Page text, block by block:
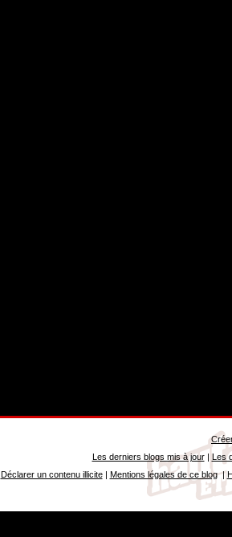
Les derniers blogs mis à jour| Les
Déclarer un contenu illicite| Mentions légales de ce blog|